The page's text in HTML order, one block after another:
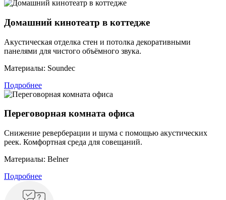
Домашний кинотеатр в коттедже
Акустическая отделка стен и потолка декоративными
панелями для чистого объёмного звука.
Материалы: Soundec
Подробнее
Переговорная комната офиса
Снижение реверберации и шума с помощью акустических
реек. Комфортная среда для совещаний.
Материалы: Belner
Подробнее